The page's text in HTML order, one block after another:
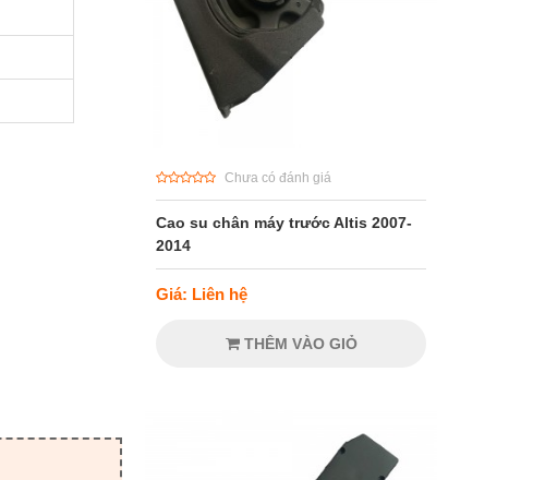
Chưa có đánh giá
Cao su chân máy trước Altis 2007-
2014
Giá: Liên hệ
THÊM VÀO GIỎ